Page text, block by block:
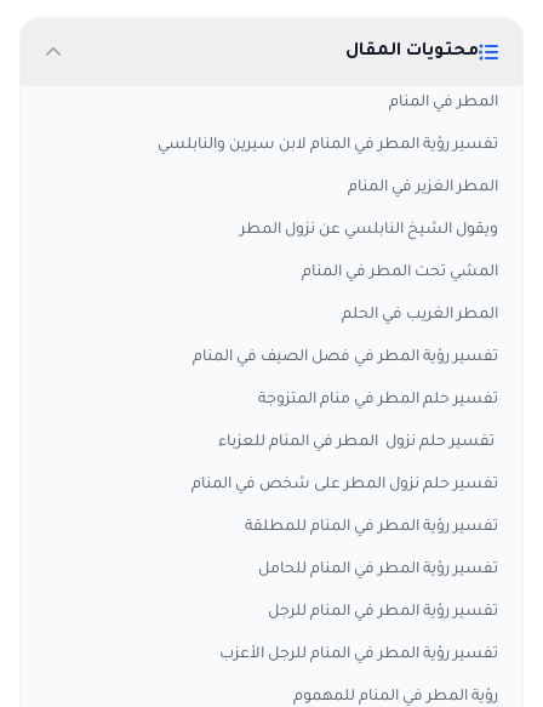
محتويات المقال
المطر في المنام
تفسير رؤية المطر في المنام لابن سيرين والنابلسي
المطر الغزير في المنام
ويقول الشيخ النابلسي عن نزول المطر
المشي تحت المطر في المنام
المطر الغريب في الحلم
تفسير رؤية المطر في فصل الصيف في المنام
تفسير حلم المطر في منام المتزوجة
تفسير حلم نزول المطر في المنام للعزباء
تفسير حلم نزول المطر على شخص في المنام
تفسير رؤية المطر في المنام للمطلقة
تفسير رؤية المطر في المنام للحامل
تفسير رؤية المطر في المنام للرجل
تفسير رؤية المطر في المنام للرجل الأعزب
رؤية المطر في المنام للمهموم